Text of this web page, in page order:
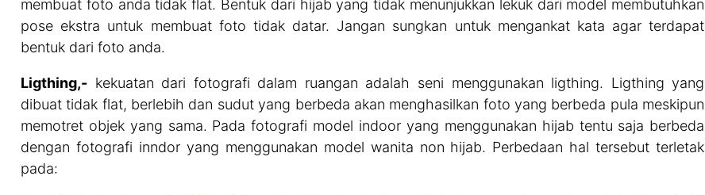
membuat foto anda tidak flat. Bentuk dari hijab yang tidak menunjukkan lekuk dari model membutuhkan
pose ekstra untuk membuat foto tidak datar. Jangan sungkan untuk mengankat kata agar terdapat
bentuk dari foto anda.
Ligthing,- kekuatan dari fotografi dalam ruangan adalah seni menggunakan ligthing. Ligthing yang
dibuat tidak flat, berlebih dan sudut yang berbeda akan menghasilkan foto yang berbeda pula meskipun
memotret objek yang sama. Pada fotografi model indoor yang menggunakan hijab tentu saja berbeda
dengan fotografi inndor yang menggunakan model wanita non hijab. Perbedaan hal tersebut terletak
pada: